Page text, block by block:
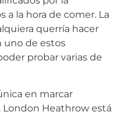
a la hora de comer. La
querría hacer
uno de estos
probar varias de
en marcar
Heathrow está